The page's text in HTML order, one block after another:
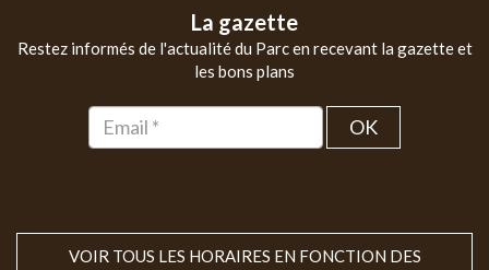
La gazette
Restez informés de l'actualité du Parc en recevant la gazette et
les bons plans
OK
VOIR TOUS LES HORAIRES EN FONCTION DES